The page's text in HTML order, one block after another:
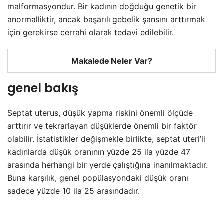
malformasyondur. Bir kadının doğduğu genetik bir
anormalliktir, ancak başarılı gebelik şansını arttırmak
için gerekirse cerrahi olarak tedavi edilebilir.
Makalede Neler Var?
genel bakış
Septat uterus, düşük yapma riskini önemli ölçüde
arttırır ve tekrarlayan düşüklerde önemli bir faktör
olabilir. İstatistikler değişmekle birlikte, septat uteri’li
kadınlarda düşük oranının yüzde 25 ila yüzde 47
arasında herhangi bir yerde çalıştığına inanılmaktadır.
Buna karşılık, genel popülasyondaki düşük oranı
sadece yüzde 10 ila 25 arasındadır.